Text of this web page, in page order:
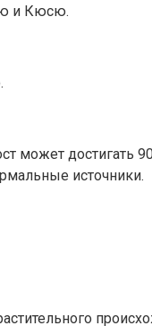
и Кюсю.
может достигать
источники.